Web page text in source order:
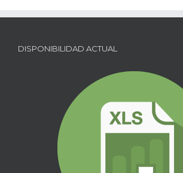
DISPONIBILIDAD ACTUAL